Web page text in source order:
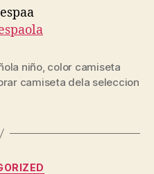
niño, color camiseta
camiseta dela seleccion